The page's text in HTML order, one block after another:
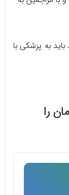
به پزشکی با
را